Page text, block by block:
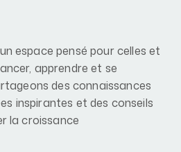
espace pensé pour celles et
apprendre et se
des connaissances
inspirantes et des conseils
la croissance